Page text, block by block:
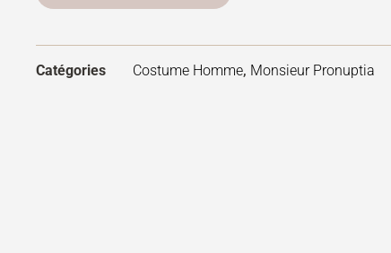
Catégories Costume Homme, Monsieur Pronuptia